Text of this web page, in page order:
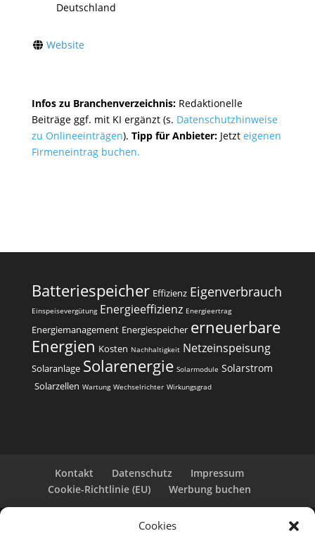
Cookies
Deutschland
Website
Infos zu Branchenverzeichnis: Redaktionelle
Beiträge ggf. mit KI ergänzt (s. Datenschutzhinweise
zu Onlineeinträgen). Tipp für Anbieter:Jetzt eigenen
Firmeneintrag buchen.
Batteriespeicher Effizienz Eigenverbrauch
Einspeisevergütung Energieeffizienz Energieertrag
Energiemanagement Energiespeicher erneuerbare
Energien Kosten Nachhaltigkeit Netzeinspeisung
Solaranlage Solarenergie Solarmodule Solarstrom
Solarzellen Wartung Wechselrichter Wirkungsgrad
Kontakt Datenschutz
Impressum
Cookie-Richtlinie (EU)
Werbung buchen
Copyright 2025-2026 | Web24 Consulting AVO UG |